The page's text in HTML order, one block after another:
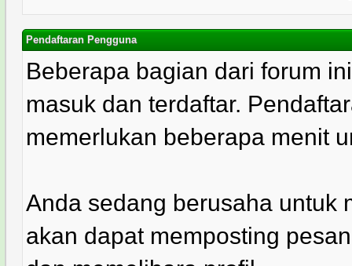
Pendaftaran Pengguna
Beberapa bagian dari forum
masuk dan terdaftar.
memerlukan beberapa menit
Anda sedang berusaha untuk
akan dapat memposting